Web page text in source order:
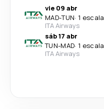
vie 09 abr
MAD-TUN· 1 escala
ITA Airways
sáb 17 abr
TUN-MAD· 1 escala
ITA Airways